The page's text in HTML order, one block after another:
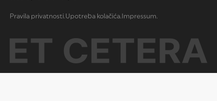
Pravila privatnosti.Upotreba kolačića. Impressum.